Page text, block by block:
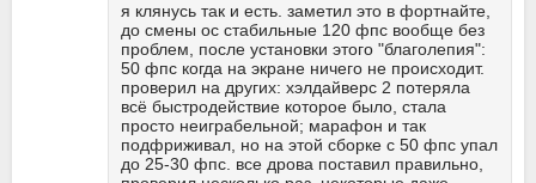
я клянусь так и есть. заметил это в фортнайте,
до смены ос стабильные 120 фпс вообще без
проблем, после установки этого "благолепия":
50 фпс когда на экране ничего не происходит.
проверил на других: хэлдайверс 2 потеряла
всё быстродействие которое было, стала
просто неиграбельной; марафон и так
подфриживал, но на этой сборке с 50 фпс упал
до 25-30 фпс. все дрова поставил правильно,